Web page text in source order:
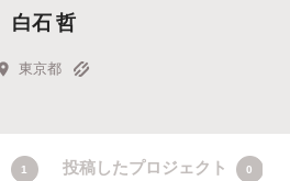
白石 哲
東京都
1 投稿したプロジェクト 0